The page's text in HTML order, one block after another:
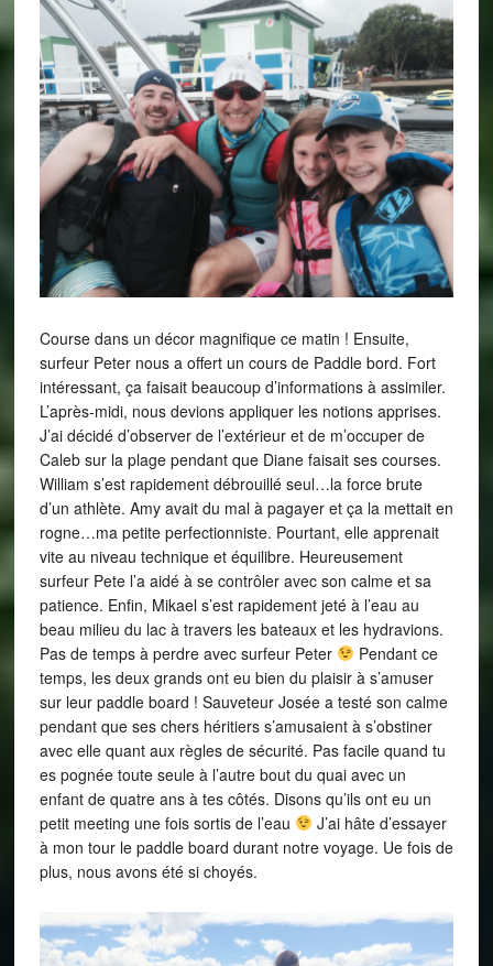
Course dans un décor magnifique ce matin ! Ensuite,
surfeur Peter nous a offert un cours de Paddle bord. Fort
intéressant, ça faisait beaucoup d’informations à assimiler.
L’après-midi, nous devions appliquer les notions apprises.
J’ai décidé d’observer de l’extérieur et de m’occuper de
Caleb sur la plage pendant que Diane faisait ses courses.
William s’est rapidement débrouillé seul…la force brute
d’un athlète. Amy avait du mal à pagayer et ça la mettait en
rogne…ma petite perfectionniste. Pourtant, elle apprenait
vite au niveau technique et équilibre. Heureusement
surfeur Pete l’a aidé à se contrôler avec son calme et sa
patience. Enfin, Mikael s’est rapidement jeté à l’eau au
beau milieu du lac à travers les bateaux et les hydravions.
Pas de temps à perdre avec surfeur Peter
Pendant ce
temps, les deux grands ont eu bien du plaisir à s’amuser
sur leur paddle board ! Sauveteur Josée a testé son calme
pendant que ses chers héritiers s’amusaient à s’obstiner
avec elle quant aux règles de sécurité. Pas facile quand tu
es pognée toute seule à l’autre bout du quai avec un
enfant de quatre ans à tes côtés. Disons qu’ils ont eu un
petit meeting une fois sortis de l’eau
J’ai hâte d’essayer
à mon tour le paddle board durant notre voyage. Ue fois de
plus, nous avons été si choyés.